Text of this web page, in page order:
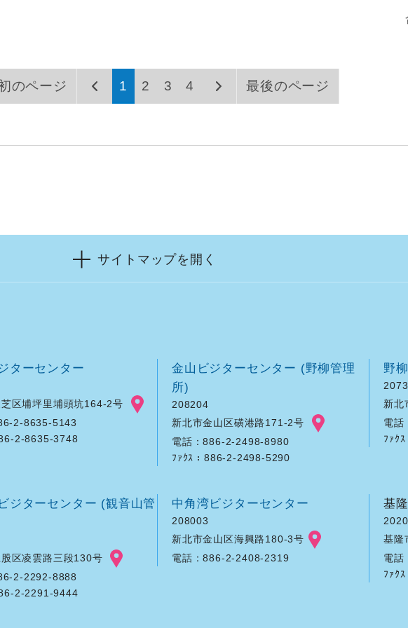
のページ 1 2 3 4 最後のページ
サイトマップを開く
ターセンター
区埔坪里埔頭坑164-2号
2-8635-5143
2-8635-3748
金山ビジターセンター (野柳管理
所)
208204
新北市金山区磺港路171-2号
電話：886-2-2498-8980
ﾌｧｸｽ：886-2-2498-5290
野
新北
電話
ﾌｧｸ
ジターセンター (観音山管
区凌雲路三段130号
2-2292-8888
2-2291-9444
中角湾ビジターセンター
208003
新北市金山区海興路180-3号
電話：886-2-2408-2319
基
基隆
電話
ﾌｧｸ